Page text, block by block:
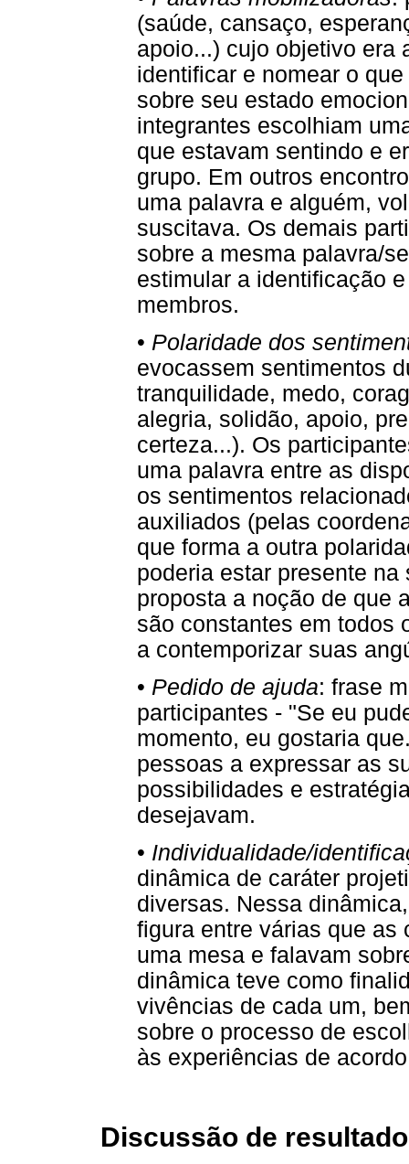
(saúde, cansaço,
apoio...) cujo objetivo era
identificar e nomear o
sobre seu estado
integrantes escolhiam
que estavam sentindo e
grupo. Em outros
uma palavra e alguém,
suscitava. Os demais
sobre a mesma palavra/
estimular a identificação
membros.
• Polaridade dos
evocassem sentimentos
tranquilidade, medo,
alegria, solidão, apoio,
certeza...). Os
uma palavra entre as
os sentimentos
auxiliados (pelas
que forma a outra
poderia estar presente
proposta a noção de que
são constantes em todos
a contemporizar suas
• Pedido de ajuda: frase
participantes - "Se eu
momento, eu gostaria
pessoas a expressar as
possibilidades e
desejavam.
• Individualidade/
dinâmica de caráter
diversas. Nessa
figura entre várias que as
uma mesa e falavam
dinâmica teve como
vivências de cada um,
sobre o processo de
às experiências de
Discussão de